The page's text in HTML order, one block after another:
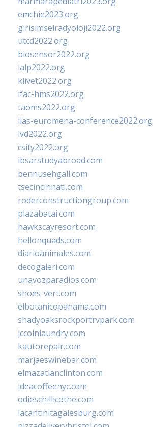
emchie2023.org
girisimselradyoloji2022.org
utcd2022.org
biosensor2022.org
ialp2022.org
klivet2022.org
ifac-hms2022.org
taoms2022.org
iias-euromena-conference2022.org
ivd2022.org
csity2022.org
ibsarstudyabroad.com
bennusehgall.com
tsecincinnati.com
roderconstructiongroup.com
plazabatai.com
hawkscayresort.com
hellonquads.com
diarioanimales.com
decogaleri.com
unavozparadios.com
shoes-vert.com
elbotanicopanama.com
shadyoaksrockportrvpark.com
jccoinlaundry.com
kautorepair.com
marjaeswinebar.com
elmazatlanclinton.com
ideacoffeenyc.com
odieschillicothe.com
lacantinitagalesburg.com